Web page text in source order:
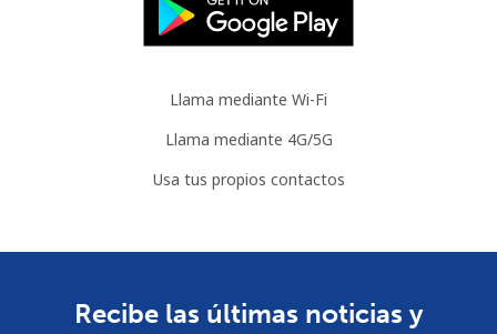
Llama mediante Wi-Fi
Llama mediante 4G/5G
Usa tus propios contactos
Recibe las últimas noticias y